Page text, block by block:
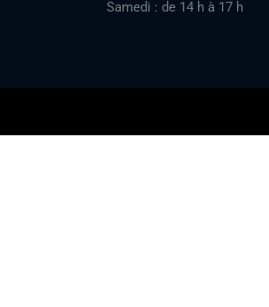
Samedi : de 14 h à 17 h